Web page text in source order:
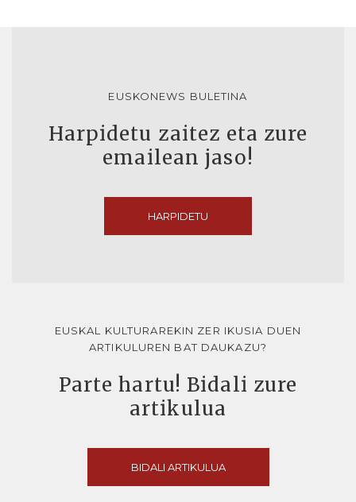
EUSKONEWS BULETINA
Harpidetu zaitez eta zure
emailean jaso!
HARPIDETU
EUSKAL KULTURAREKIN ZER IKUSIA DUEN
ARTIKULUREN BAT DAUKAZU?
Parte hartu! Bidali zure
artikulua
BIDALI ARTIKULUA